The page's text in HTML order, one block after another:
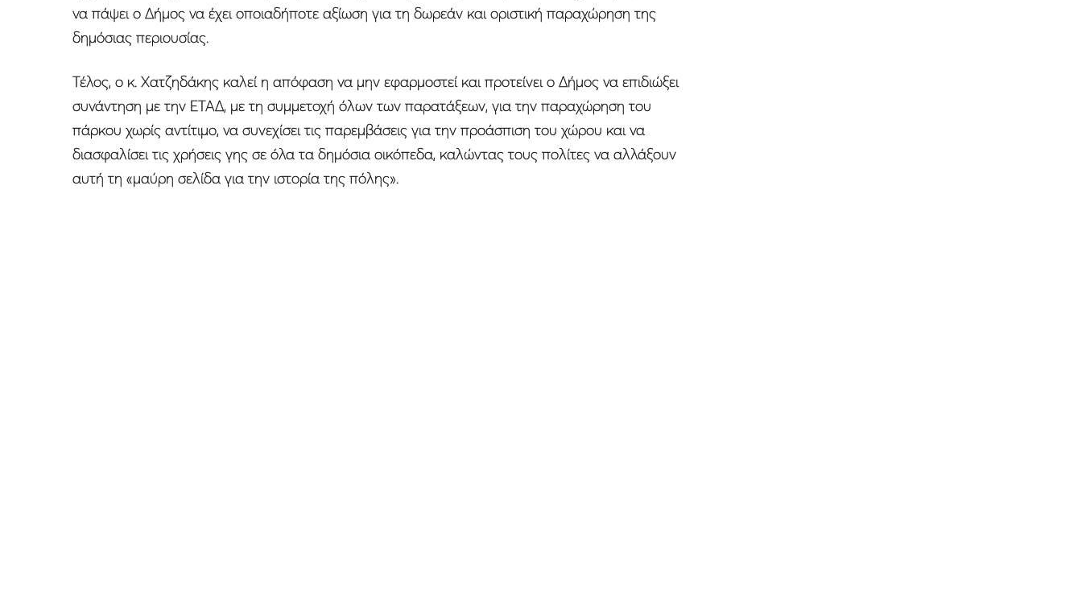
να πάψει ο Δήμος να έχει οποιαδήποτε αξίωση για τη δωρεάν και οριστική παραχώρηση της
δημόσιας περιουσίας.
Τέλος, ο κ. Χατζηδάκης καλεί η απόφαση να μην εφαρμοστεί και προτείνει ο Δήμος να επιδιώξει
συνάντηση με την ΕΤΑΔ, με τη συμμετοχή όλων των παρατάξεων, για την παραχώρηση του
πάρκου χωρίς αντίτιμο, να συνεχίσει τις παρεμβάσεις για την προάσπιση του χώρου και να
διασφαλίσει τις χρήσεις γης σε όλα τα δημόσια οικόπεδα, καλώντας τους πολίτες να αλλάξουν
αυτή τη «μαύρη σελίδα για την ιστορία της πόλης».